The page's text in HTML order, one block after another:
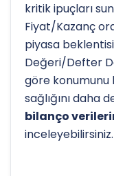
kritik ipuçları
Fiyat/Kazanç
piyasa
Değeri/Defter
göre konumunu
sağlığını daha
bilanço
inceleyebilirsiniz.
Hissenin uzun